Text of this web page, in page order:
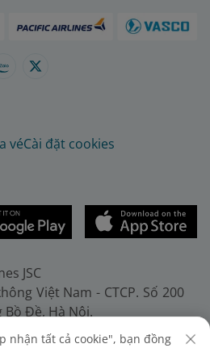
véCài đặt cookies
JSC
Việt Nam - CTCP. Số 200
Bồ Đề, Hà Nội.
38272289. Fax: (+84-24)
nhận tất cả cookie", bạn đồng